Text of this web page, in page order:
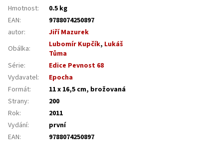
Hmotnost:
0.5 kg
EAN:
9788074250897
autor:
Jiří Mazurek
Obálka: Lubomír Kupčík, Lukáš
Tůma
Série:
Edice Pevnost 68
Vydavatel:
Epocha
Formát:
11 x 16,5 cm, brožovaná
Strany:
200
Rok:
2011
Vydání:
první
EAN: 9788074250897